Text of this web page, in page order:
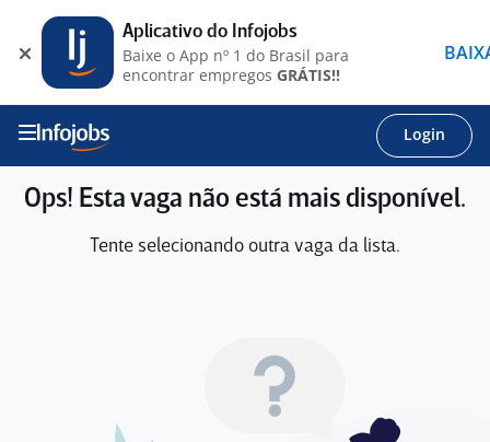
Login
Ops! Esta vaga não está mais disponível.
Tente selecionando outra vaga da lista.
Aplicativo do Infojobs
Baixe o App nº 1 do Brasil para
encontrar empregos GRÁTIS!!